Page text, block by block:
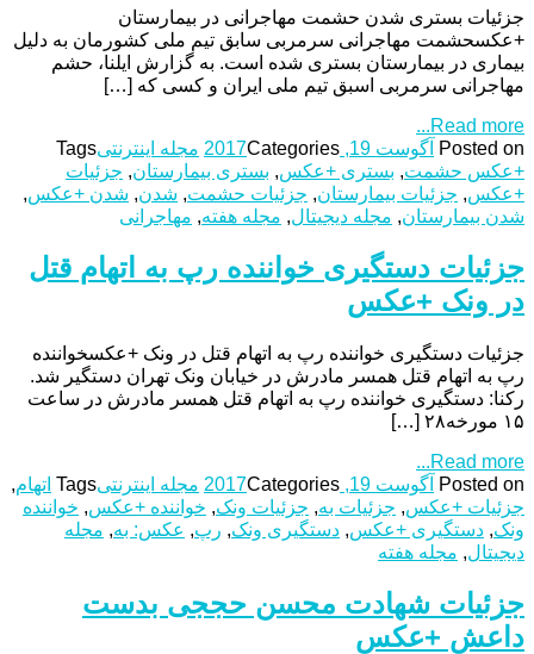
جزئیات بستری شدن حشمت مهاجرانی در بیمارستان
+عکسحشمت مهاجرانی سرمربی سابق تیم ملی کشورمان به دلیل
بیماری در بیمارستان بستری شده است. به گزارش ایلنا، حشم
مهاجرانی سرمربی اسبق تیم ملی ایران و کسی که […]
Read more...
Posted on آگوست 19, 2017 Categories مجله اینترنتیTags
+عکس حشمت, بستری +عکس, بستری بیمارستان, جزئیات
+عکس, جزئیات بیمارستان, جزئیات حشمت, شدن, شدن +عکس,
شدن بیمارستان, مجله دیجیتال, مجله هفته, مهاجرانی
جزئیات دستگیری خواننده رپ به اتهام قتل
در ونک +عکس
جزئیات دستگیری خواننده رپ به اتهام قتل در ونک +عکسخواننده
رپ به اتهام قتل همسر مادرش در خیابان ونک تهران دستگیر شد.
رکنا: دستگیری خواننده رپ به اتهام قتل همسر مادرش در ساعت
۱۵ مورخه۲۸ […]
Read more...
Posted on آگوست 19, 2017 Categories مجله اینترنتیTags اتهام,
جزئیات +عکس, جزئیات به, جزئیات ونک, خواننده +عکس, خواننده
ونک, دستگیری +عکس, دستگیری ونک, رپ, عکس: به, مجله
دیجیتال, مجله هفته
جزئیات شهادت محسن حججی بدست
داعش +عکس